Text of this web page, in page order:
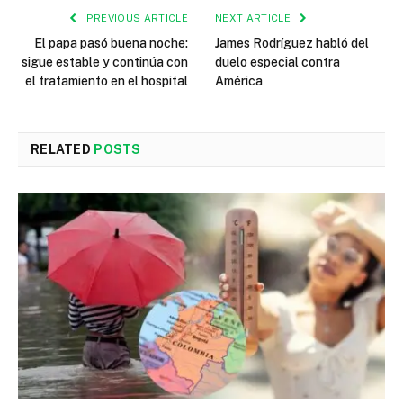
PREVIOUS ARTICLE
El papa pasó buena noche:
sigue estable y continúa con
el tratamiento en el hospital
NEXT ARTICLE
James Rodríguez habló del
duelo especial contra
América
RELATED POSTS